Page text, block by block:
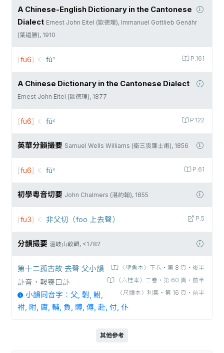
A Chinese-English Dictionary in the Cantonese
Dialect Ernest John Eitel (歐德理), Immanuel Gottlieb Genähr
(葉道勝), 1910
P.161
[fu6] fú꜅
A Chinese Dictionary in the Cantonese Dialect
Ernest John Eitel (歐德理), 1877
P.122
[fu6] fú꜅
英華分韻撮要 Samuel Wells Williams (衛三畏廉士甫), 1856
P.61
[fu6] fú꜅
初學粵音切要 John Chalmers (湛約翰), 1855
P.5
[fu3] 非父切（foo 上去聲）
分韻撮要 溫岐山較輯, <1782
〈壁魚本〉下卷‧第 8 頁‧後半
〈六桂本〉二卷‧第 60 頁‧前半
〈尺牘本〉利集‧第 16 頁‧前半
第十二孤古故 去聲 父小韻
訃音，報喪曰訃
小韻同音字：父, 駙, 鮒,
祔, 附, 腐, 輔, 負, 賻, 傅, 赴, 付, 仆
其他參考